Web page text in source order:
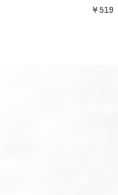
￥519